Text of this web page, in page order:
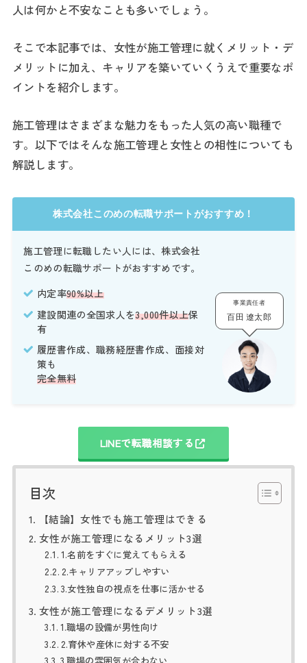
人は何かと不安なことも多いでしょう。
そこで本記事では、女性が施工管理に就くメリット・デ
メリットに加え、キャリアを築いていくうえで重要なポ
イントを紹介します。
施工管理はさまざまな魅力をもった人気の高い職種で
す。以下ではそんな施工管理と女性との相性についても
解説します。
株式会社このめの転職サポートがおすすめ！
施工管理に転職したい人には、株式会社
このめの転職サポートがおすすめです。
内定率90%以上
建設関連の全国求人を3,000件以上保
有
履歴書作成、職務経歴書作成、面接対
策も
完全無料
事業責任者
百田 遼太郎
LINEで転職相談する
目次
【結論】女性でも施工管理はできる
女性が施工管理になるメリット3選
1.名前をすぐに覚えてもらえる
2.キャリアアップしやすい
3.女性独自の視点を仕事に活かせる
女性が施工管理になるデメリット3選
1.職場の設備が男性向け
2.育休や産休に対する不安